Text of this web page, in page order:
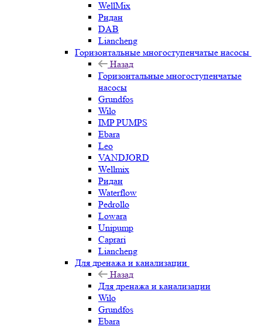
WellMix
Ридан
DAB
Liancheng
Горизонтальные многоступенчатые насосы
Назад
Горизонтальные многоступенчатые
насосы
Grundfos
Wilo
IMP PUMPS
Ebara
Leo
VANDJORD
Wellmix
Ридан
Waterflow
Pedrollo
Lowara
Unipump
Caprari
Liancheng
Для дренажа и канализации
Назад
Для дренажа и канализации
Wilo
Grundfos
Ebara